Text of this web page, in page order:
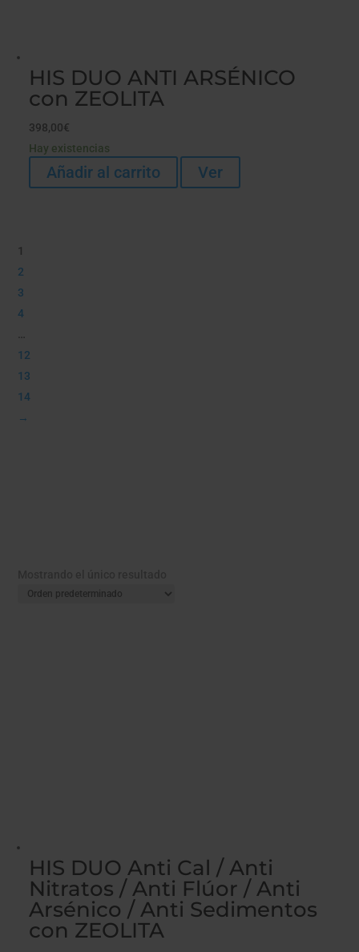
HIS DUO ANTI ARSÉNICO
con ZEOLITA
398,00€
Hay existencias
Añadir al carrito Ver
1
2
3
4
12
13
14
→
HIS DUO Anti Cal / Anti
Nitratos / Anti Flúor / Anti
Arsénico / Anti Sedimentos
con ZEOLITA